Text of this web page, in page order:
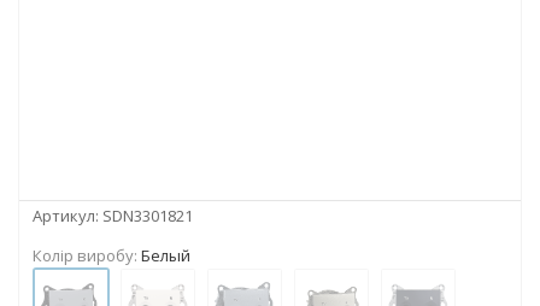
Артикул: SDN3301821
Колір виробу: Белый